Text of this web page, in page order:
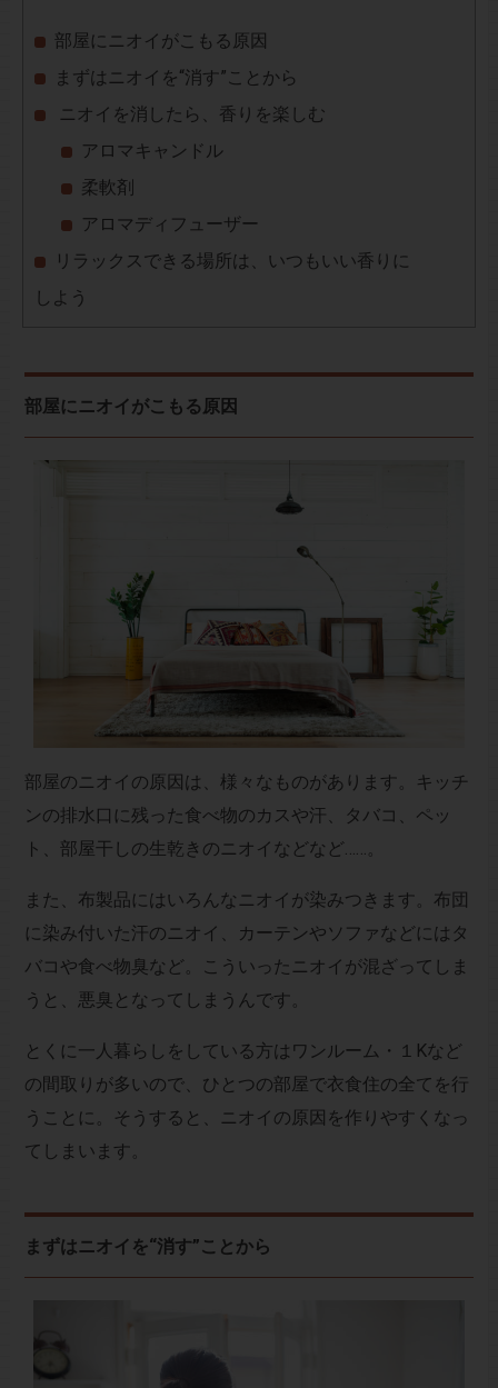
部屋にニオイがこもる原因
まずはニオイを“消す”ことから
ニオイを消したら、香りを楽しむ
アロマキャンドル
柔軟剤
アロマディフューザー
リラックスできる場所は、いつもいい香りに
しよう
部屋にニオイがこもる原因
部屋のニオイの原因は、様々なものがあります。キッチ
ンの排水口に残った食べ物のカスや汗、タバコ、ペッ
ト、部屋干しの生乾きのニオイなどなど……。
また、布製品にはいろんなニオイが染みつきます。布団
に染み付いた汗のニオイ、カーテンやソファなどにはタ
バコや食べ物臭など。こういったニオイが混ざってしま
うと、悪臭となってしまうんです。
とくに一人暮らしをしている方はワンルーム・１Kなど
の間取りが多いので、ひとつの部屋で衣食住の全てを行
うことに。そうすると、ニオイの原因を作りやすくなっ
てしまいます。
まずはニオイを“消す”ことから